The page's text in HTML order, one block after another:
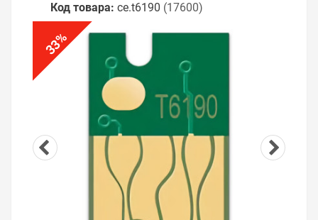
Код товара: ce.t6190 (17600)
33
%